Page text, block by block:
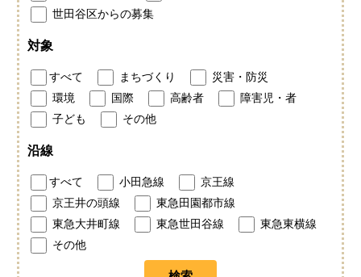
世田谷区からの募集
対象
すべて まちづくり
災害・防災
環境
国際 高齢者
障害児・者
子ども
その他
沿線
すべて 小田急線
京王線
京王井の頭線
東急田園都市線
東急大井町線
東急世田谷線
東急東横線
その他